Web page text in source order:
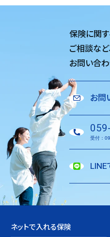
保険に関
ご相談など
お問い合わ
お問
受付：
ネットで入れる保険